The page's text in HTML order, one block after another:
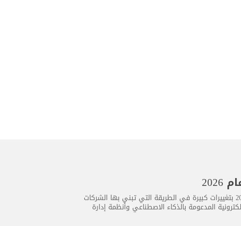
تشهد التكنولوجيا تطورًا متسارعًا أكثر من أي وقت مضى، ويأتي عام 2026 بتغييرات كبيرة في الطريقة التي تبني بها الشركات
المدعومة بالذكاء الاصطناعي وأنظمة إدارة